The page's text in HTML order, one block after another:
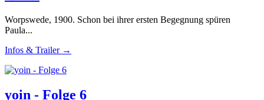
Worpswede, 1900. Schon bei ihrer ersten Begegnung spüren
Paula...
Infos & Trailer →
yoin - Folge 6